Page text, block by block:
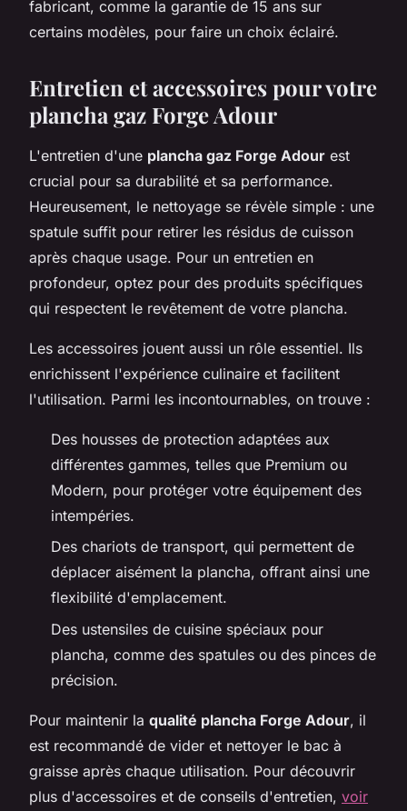
fabricant, comme la garantie de 15 ans sur
certains modèles, pour faire un choix éclairé.
Entretien et accessoires pour votre
plancha gaz Forge Adour
L'entretien d'une plancha gaz Forge Adour est
crucial pour sa durabilité et sa performance.
Heureusement, le nettoyage se révèle simple : une
spatule suffit pour retirer les résidus de cuisson
après chaque usage. Pour un entretien en
profondeur, optez pour des produits spécifiques
qui respectent le revêtement de votre plancha.
Les accessoires jouent aussi un rôle essentiel. Ils
enrichissent l'expérience culinaire et facilitent
l'utilisation. Parmi les incontournables, on trouve :
Des housses de protection adaptées aux
différentes gammes, telles que Premium ou
Modern, pour protéger votre équipement des
intempéries.
Des chariots de transport, qui permettent de
déplacer aisément la plancha, offrant ainsi une
flexibilité d'emplacement.
Des ustensiles de cuisine spéciaux pour
plancha, comme des spatules ou des pinces de
précision.
Pour maintenir la qualité plancha Forge Adour, il
est recommandé de vider et nettoyer le bac à
graisse après chaque utilisation. Pour découvrir
plus d'accessoires et de conseils d'entretien, voir